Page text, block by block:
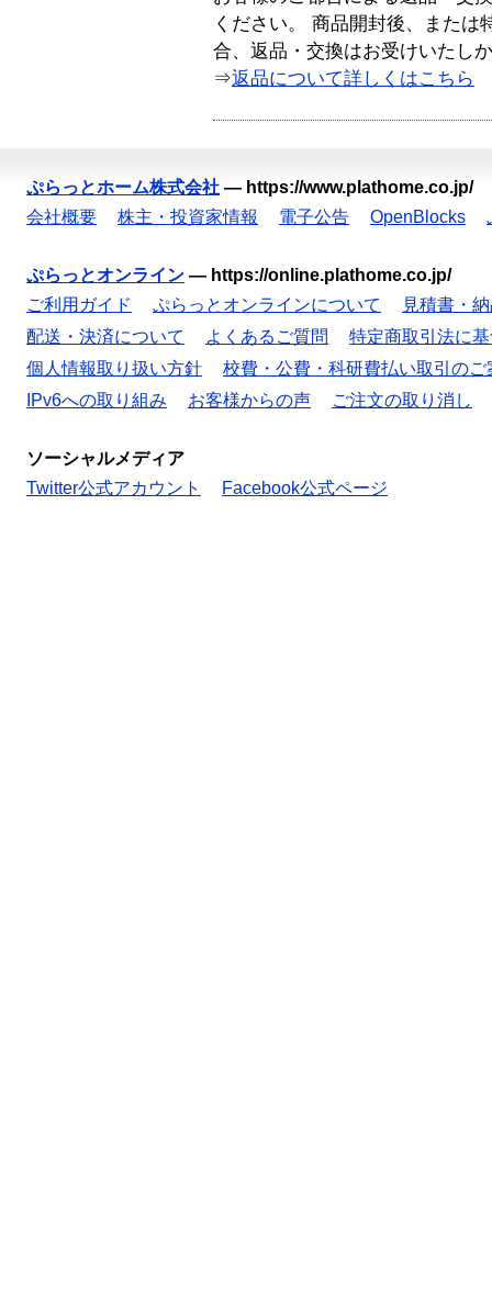
ください。 商品開封後、または
合、返品・交換はお受けいたし
⇒返品について詳しくはこちら
ぷらっとホーム株式会社 — https://www.plathome.co.jp/
会社概要
株主・投資家情報 電子公告 OpenBlocks
ぷらっとオンライン — https://online.plathome.co.jp/
ご利用ガイド
ぷらっとオンラインについて
見積書・
配送・決済について
よくあるご質問
特定商取引法に
個人情報取り扱い方針
校費・公費・科研費払い取引のご
IPv6への取り組み
お客様からの声 ご注文の取り消し
ソーシャルメディア
Twitter公式アカウント
Facebook公式ページ